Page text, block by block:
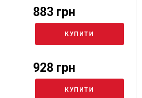
883 грн
КУПИТИ
928 грн
КУПИТИ